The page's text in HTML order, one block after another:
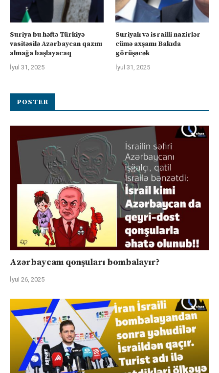
Suriya bu həftə Türkiyə
vasitəsilə Azərbaycan qazını
almağa başlayacaq
İyul 31, 2025
Suriyalı və israilli nazirlər
cümə axşamı Bakıda
görüşəcək
İyul 31, 2025
POSTER
Azərbaycanı qonşuları bombalayır?
İyul 26, 2025